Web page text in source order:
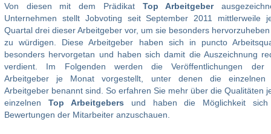
Von diesen mit dem Prädikat Top Arbeitgeber
Unternehmen stellt Jobvoting seit September 2011 mittlerweile
Quartal drei dieser Arbeitgeber vor, um sie besonders
zu würdigen. Diese Arbeitgeber haben sich in puncto
besonders hervorgetan und haben sich damit die Auszeichnung
verdient. Im Folgenden werden die Veröffentlichungen der
Arbeitgeber je Monat vorgestellt, unter denen die einzelnen
Arbeitgeber benannt sind. So erfahren Sie mehr über die Qualitäten
einzelnen Top Arbeitgebers und haben die Möglichkeit
Bewertungen der Mitarbeiter anzuschauen.